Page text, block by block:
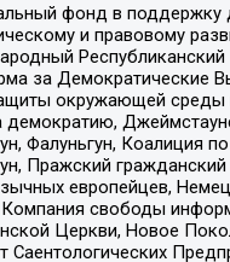
фонд в поддержку
и правовому
Республиканский
за Демократические
окружающей среды
Фалуньгун, Коалиция
Пражский
европейцев,
свободы
Церкви, Новое
Саентологических